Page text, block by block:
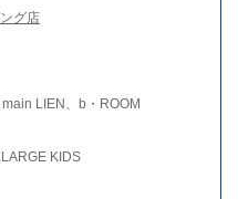
グ店
LIEN、b・ROOM
KIDS